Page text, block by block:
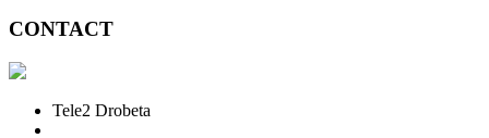
CONTACT
Tele2 Drobeta